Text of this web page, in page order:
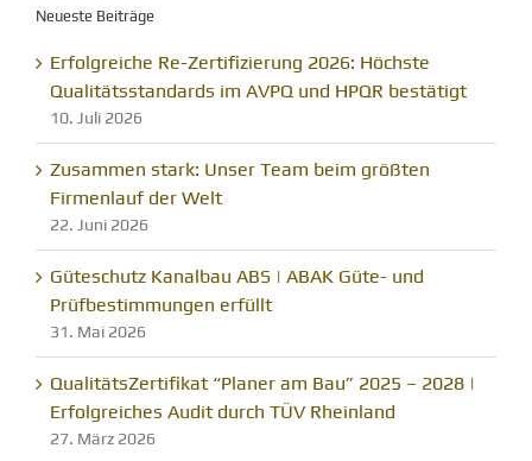
Neueste Beiträge
Erfolgreiche Re-Zertifizierung 2026: Höchste
Qualitätsstandards im AVPQ und HPQR bestätigt
10. Juli 2026
Zusammen stark: Unser Team beim größten
Firmenlauf der Welt
22. Juni 2026
Güteschutz Kanalbau ABS | ABAK Güte- und
Prüfbestimmungen erfüllt
31. Mai 2026
QualitätsZertifikat “Planer am Bau” 2025 – 2028 |
Erfolgreiches Audit durch TÜV Rheinland
27. März 2026